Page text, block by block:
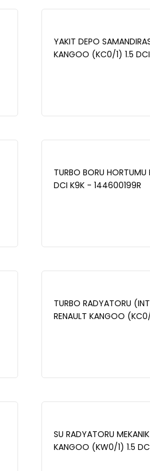
YAKIT DEPO
KANGOO (KC0/1) 1.5
TURBO BORU HORTUMU
DCI K9K - 144600199R
TURBO RADYATORU
RENAULT KANGOO
SU RADYATORU
KANGOO (KW0/1) 1.5